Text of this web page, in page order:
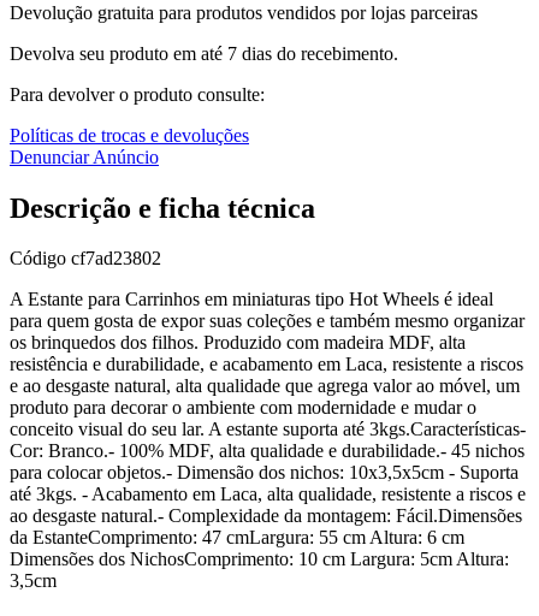
Devolução gratuita para produtos vendidos por lojas parceiras
Devolva seu produto em até 7 dias do recebimento.
Para devolver o produto consulte:
Políticas de trocas e devoluções
Denunciar Anúncio
Descrição e ficha técnica
Código cf7ad23802
A Estante para Carrinhos em miniaturas tipo Hot Wheels é ideal
para quem gosta de expor suas coleções e também mesmo organizar
os brinquedos dos filhos. Produzido com madeira MDF, alta
resistência e durabilidade, e acabamento em Laca, resistente a riscos
e ao desgaste natural, alta qualidade que agrega valor ao móvel, um
produto para decorar o ambiente com modernidade e mudar o
conceito visual do seu lar. A estante suporta até 3kgs.Características-
Cor: Branco.- 100% MDF, alta qualidade e durabilidade.- 45 nichos
para colocar objetos.- Dimensão dos nichos: 10x3,5x5cm - Suporta
até 3kgs. - Acabamento em Laca, alta qualidade, resistente a riscos e
ao desgaste natural.- Complexidade da montagem: Fácil.Dimensões
da EstanteComprimento: 47 cmLargura: 55 cm Altura: 6 cm
Dimensões dos NichosComprimento: 10 cm Largura: 5cm Altura:
3,5cm